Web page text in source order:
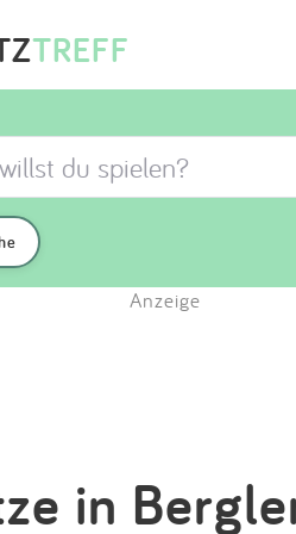
TREFF
Anzeige
in